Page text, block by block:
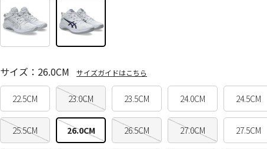
22.5CM 23.0CM 23.5CM 24.0CM 24.5CM
25.5CM 26.0CM 26.5CM 27.0CM 27.5CM
サイズ：26.0CM サイズガイドはこちら